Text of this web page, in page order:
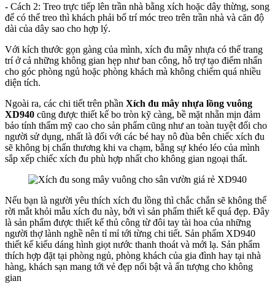
- Cách 2: Treo trực tiếp lên trần nhà bằng xích hoặc dây thừng, song
để có thể treo thì khách phải bố trí móc treo trên trần nhà và căn độ
dài của dây sao cho hợp lý.
Với kích thước gọn gàng của mình, xích đu mây nhựa có thể trang
trí ở cả những không gian hẹp như ban công, hỗ trợ tạo điểm nhấn
cho góc phòng ngủ hoặc phòng khách mà không chiếm quá nhiều
diện tích.
Ngoài ra, các chi tiết trên phần Xích đu mây nhựa lồng vuông
XD940 cũng được thiết kế bo tròn kỹ càng, bề mặt nhẵn mịn đảm
bảo tính thẩm mỹ cao cho sản phẩm cũng như an toàn tuyệt đối cho
người sử dụng, nhất là đối với các bé hay nô đùa bên chiếc xích đu
sẽ không bị chấn thương khi va chạm, bằng sự khéo léo của mình
sắp xếp chiếc xích đu phù hợp nhất cho không gian ngoại thất.
Nếu bạn là người yêu thích xích đu lồng thì chắc chắn sẽ không thể
rời mắt khỏi mẫu xích đu này, bởi vì sản phẩm thiết kế quá đẹp. Đây
là sản phẩm được thiết kế thủ công từ đôi tay tài hoa của những
người thợ lành nghề nên tỉ mỉ tới từng chi tiết. Sản phẩm XD940
thiết kế kiểu dáng hình giọt nước thanh thoát và mới lạ. Sản phẩm
thích hợp đặt tại phòng ngủ, phòng khách của gia đình hay tại nhà
hàng, khách sạn mang tới vẻ đẹp nổi bật và ấn tượng cho không
gian